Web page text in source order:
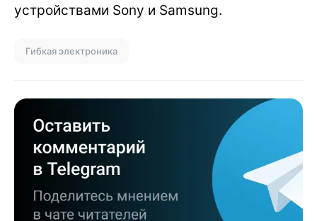
устройствами Sony и Samsung.
Гибкая электроника